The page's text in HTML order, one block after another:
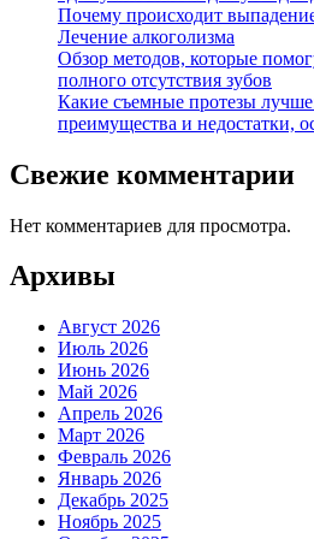
Почему происходит
Лечение алкоголизма
Обзор методов, которые
полного отсутствия зубов
Какие съемные протезы
преимущества и недостатки,
Свежие комментарии
Нет комментариев для просмотра.
Архивы
Август 2026
Июль 2026
Июнь 2026
Май 2026
Апрель 2026
Март 2026
Февраль 2026
Январь 2026
Декабрь 2025
Ноябрь 2025